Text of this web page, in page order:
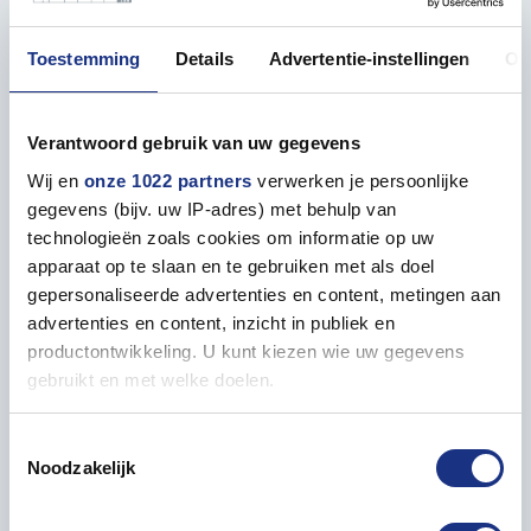
Toestemming Details Advertentie-instellingen
Verantwoord gebruik van uw gegevens
Wij en onze 1022 partners verwerken je persoonlijke
gegevens (bijv. uw IP-adres) met behulp van
technologieën zoals cookies om informatie op uw
apparaat op te slaan en te gebruiken met als doel
gepersonaliseerde advertenties en content, metingen aan
advertenties en content, inzicht in publiek en
productontwikkeling. U kunt kiezen wie uw gegevens
gebruikt en met welke doelen.
Informatie verzamelen over uw geografische locatie,
Uw apparaat identificeren door het actief te scannen
Noodzakelijk
GENERAL
Packaging box length in mm 80
Packaging box width in mm
Packed weight in grams